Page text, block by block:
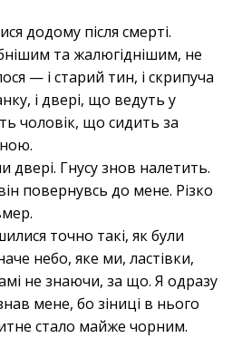
додому після смерті.
та жалюгіднішим, не
— і старий тин, і скрипуча
і двері, що ведуть у
чоловік, що сидить за
Гнусу знов налетить.
повернувсь до мене. Різко
точно такі, як були
небо, яке ми, ластівки,
не знаючи, за що. Я одразу
мене, бо зіниці в нього
стало майже чорним.